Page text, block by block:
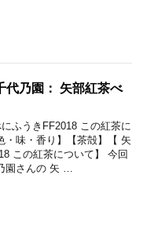
代乃園： 矢部紅茶べ
ふうきFF2018 この紅茶に
・味・香り】【茶殻】【 矢
この紅茶について】 今回
園さんの 矢 …